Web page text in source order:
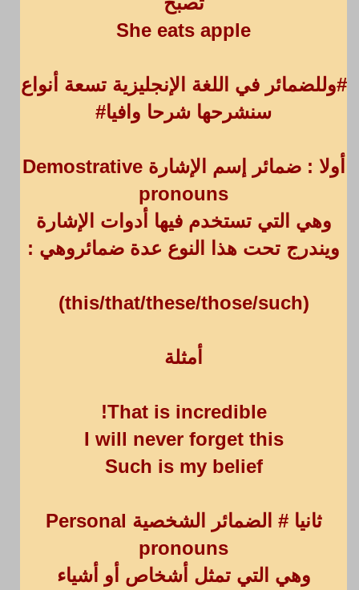
She eats apple
#وللضمائر في اللغة الإنجليزية تسعة أنواع
سنشرحها شرحا وافيا#
أولا : ضمائر إسم الإشارة Demostrative
pronouns
وهي التي تستخدم فيها أدوات الإشارة
ويندرج تحت هذا النوع عدة ضمائروهي :
(this/that/these/those/such)
أمثلة
That is incredible!
I will never forget this
Such is my belief
ثانيا # الضمائر الشخصية Personal
pronouns
وهي التي تمثل أشخاص أو أشياء